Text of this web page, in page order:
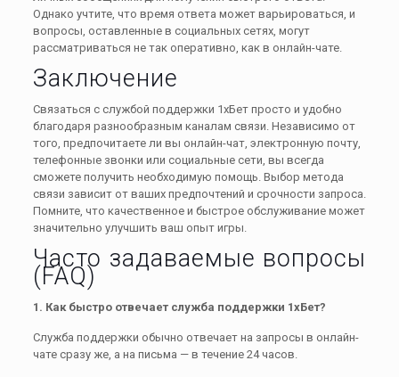
Однако учтите, что время ответа может варьироваться, и
вопросы, оставленные в социальных сетях, могут
рассматриваться не так оперативно, как в онлайн-чате.
Заключение
Связаться с службой поддержки 1хБет просто и удобно
благодаря разнообразным каналам связи. Независимо от
того, предпочитаете ли вы онлайн-чат, электронную почту,
телефонные звонки или социальные сети, вы всегда
сможете получить необходимую помощь. Выбор метода
связи зависит от ваших предпочтений и срочности запроса.
Помните, что качественное и быстрое обслуживание может
значительно улучшить ваш опыт игры.
Часто задаваемые вопросы
(FAQ)
1. Как быстро отвечает служба поддержки 1хБет?
Служба поддержки обычно отвечает на запросы в онлайн-
чате сразу же, а на письма — в течение 24 часов.